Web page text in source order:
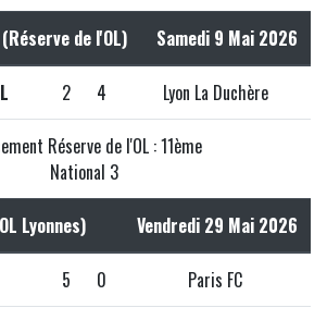
de l'OL) Samedi 9 Mai 2026
2 4 Lyon La Duchère
Réserve de l'OL : 11ème
National 3
Lyonnes) Vendredi 29 Mai 2026
5 0 Paris FC